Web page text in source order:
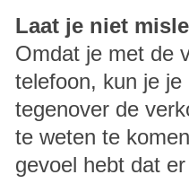
Laat je niet
Omdat je met de
telefoon, kun je
tegenover de
te weten te
gevoel hebt dat